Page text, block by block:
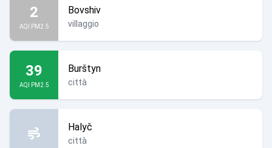
2
AQI PM2.5
Bovshiv
villaggio
39
AQI PM2.5
Burštyn
città
Halyč
città